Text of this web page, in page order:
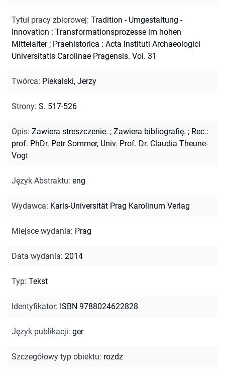
Tytuł pracy zbiorowej: Tradition - Umgestaltung -
Innovation : Transformationsprozesse im hohen
Mittelalter; Praehistorica : Acta Instituti Archaeologici
Universitatis Carolinae Pragensis. Vol. 31
Twórca: Piekalski, Jerzy
Strony: S. 517-526
Opis: Zawiera streszczenie. ; Zawiera bibliografię. ; Rec.:
prof. PhDr. Petr Sommer, Univ. Prof. Dr. Claudia Theune-
Vogt
Język Abstraktu: eng
Wydawca: Karls-Universität Prag Karolinum Verlag
Miejsce wydania: Prag
Data wydania: 2014
Typ: Tekst
Identyfikator: ISBN 9788024622828
Język publikacji: ger
Szczegółowy typ obiektu: rozdz